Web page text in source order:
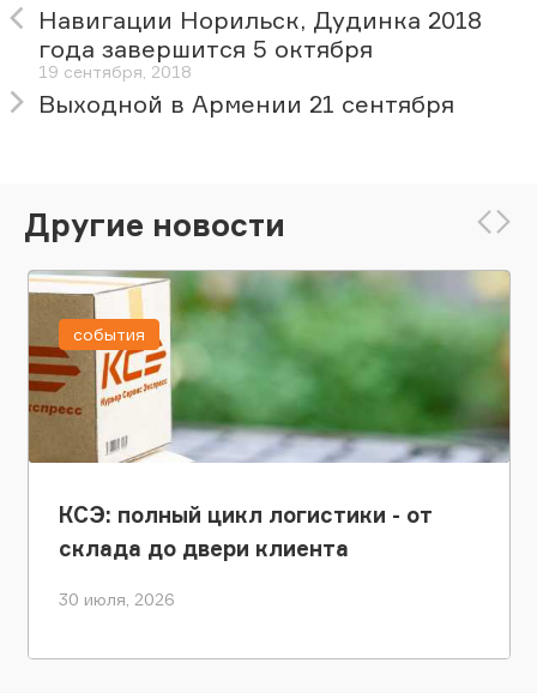
Навигации Норильск, Дудинка 2018
года завершится 5 октября
19 сентября, 2018
Выходной в Армении 21 сентября
Другие новости
КСЭ: полный цикл логистики - от
склада до двери клиента
30 июля, 2026
события